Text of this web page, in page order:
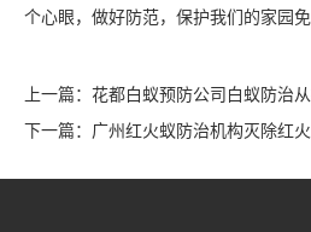
个心眼，做好防范，保护我们的家园免
上一篇： 花都白蚁预防公司白蚁防治从
下一篇： 广州红火蚁防治机构灭除红